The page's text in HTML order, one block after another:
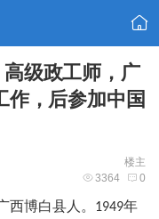
级政工师，广
作，后参加中国
楼主
3364 0
西博白县人。 1949年